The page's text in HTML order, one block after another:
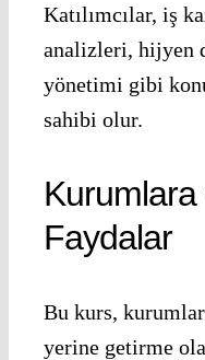
Katılımcılar, iş
analizleri, hijyen
yönetimi gibi
sahibi olur.
Faydalar
Bu kurs,
yerine getirme